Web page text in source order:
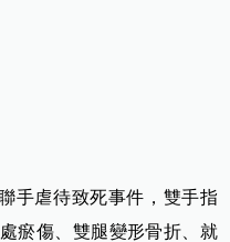
手虐待致死事件，雙手指
瘀傷、雙腿變形骨折、就